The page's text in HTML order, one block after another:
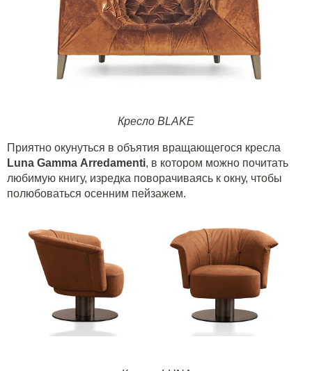
Кресло BLAKE
Приятно окунуться в объятия вращающегося кресла
Luna Gamma Arredamenti, в котором можно почитать
любимую книгу, изредка поворачиваясь к окну, чтобы
полюбоваться осенним пейзажем.